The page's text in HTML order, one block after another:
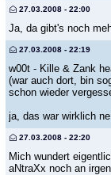
27.03.2008 - 22:00
Ja, da gibt's noch
27.03.2008 - 22:19
w00t - Kille & Zank
(war auch dort, bin
schon wieder
ja, das war wirklich
27.03.2008 - 22:20
Mich wundert
aNtraXx noch an